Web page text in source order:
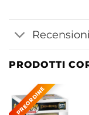
PRODOTTI